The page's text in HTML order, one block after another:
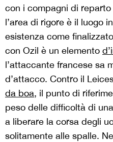
con i compagni di
l’area di rigore è il luogo
esistenza come
con Ozil è un elemento
l’attaccante francese sa
d’attacco. Contro il
da boa, il punto di
peso delle difficoltà di
a liberare la corsa degli
solitamente alle spalle.